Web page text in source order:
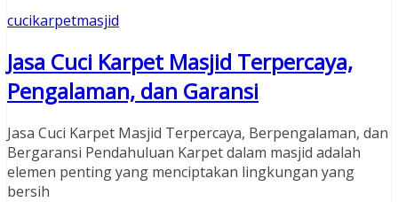
cucikarpetmasjid
Jasa Cuci Karpet Masjid Terpercaya,
Pengalaman, dan Garansi
Jasa Cuci Karpet Masjid Terpercaya, Berpengalaman, dan
Bergaransi Pendahuluan Karpet dalam masjid adalah
elemen penting yang menciptakan lingkungan yang
bersih